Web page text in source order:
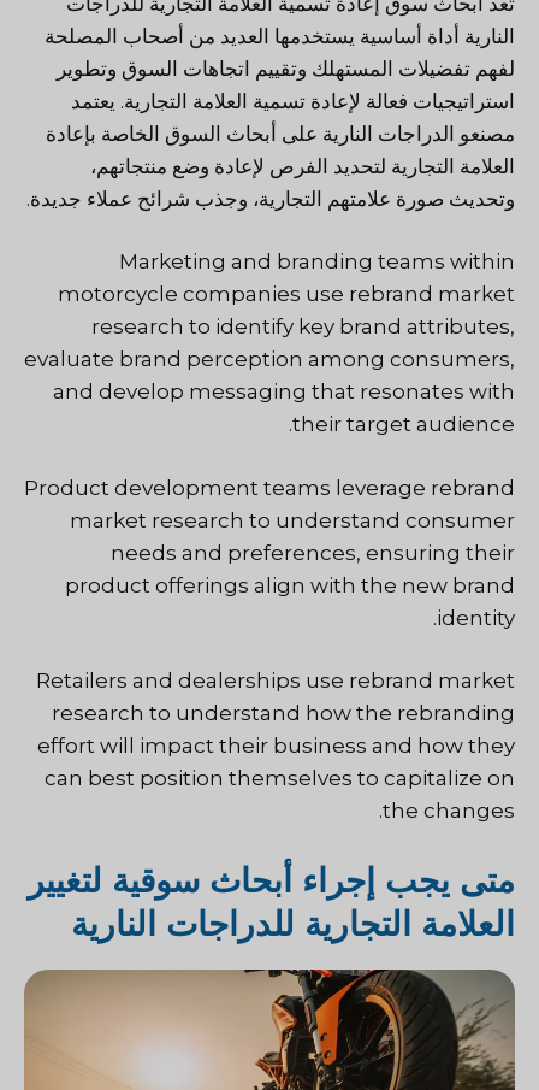
النارية أداة أساسية يستخدمها العديد من أصحاب المصلحة
لفهم تفضيلات المستهلك وتقييم اتجاهات السوق وتطوير
استراتيجيات فعالة لإعادة تسمية العلامة التجارية. يعتمد
مصنعو الدراجات النارية على أبحاث السوق الخاصة بإعادة
العلامة التجارية لتحديد الفرص لإعادة وضع منتجاتهم،
وتحديث صورة علامتهم التجارية، وجذب شرائح عملاء جديدة.
Marketing and branding teams within
motorcycle companies use rebrand market
research to identify key brand attributes,
evaluate brand perception among consumers,
and develop messaging that resonates with
their target audience.
Product development teams leverage rebrand
market research to understand consumer
needs and preferences, ensuring their
product offerings align with the new brand
identity.
Retailers and dealerships use rebrand market
research to understand how the rebranding
effort will impact their business and how they
can best position themselves to capitalize on
the changes.
متى يجب إجراء أبحاث سوقية لتغيير
العلامة التجارية للدراجات النارية